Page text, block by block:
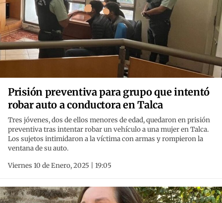
Prisión preventiva para grupo que intentó
robar auto a conductora en Talca
Tres jóvenes, dos de ellos menores de edad, quedaron en prisión
preventiva tras intentar robar un vehículo a una mujer en Talca.
Los sujetos intimidaron a la víctima con armas y rompieron la
ventana de su auto.
Viernes 10 de Enero, 2025 | 19:05